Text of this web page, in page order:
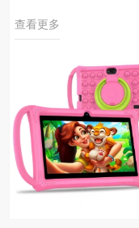
查看更多